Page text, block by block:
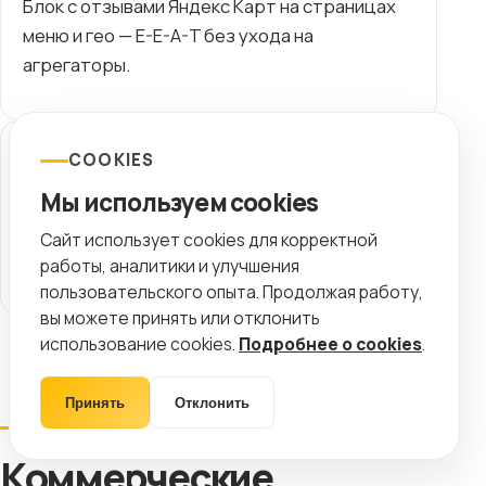
Блок с отзывами Яндекс Карт на страницах
меню и гео — E-E-A-T без ухода на
агрегаторы.
Брендовая выдача
Сайт + карты + справочники по «[название]
меню» — защищаем бренд в органике от
однофамильцев.
КОММЕРЦИЯ
COOKIES
Мы используем cookies
Сайт использует cookies для корректной
работы, аналитики и улучшения
пользовательского опыта. Продолжая работу,
вы можете принять или отклонить
использование cookies. Подробнее о cookies.
Принять Отклонить